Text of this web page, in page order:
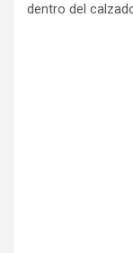
dentro del